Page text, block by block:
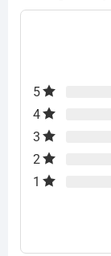
5
4
3
2
1